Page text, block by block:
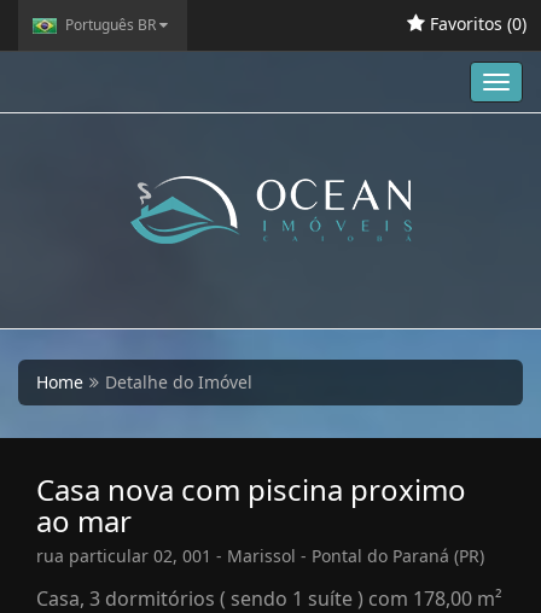
Português BR Favoritos (0)
Home Detalhe do Imóvel
Casa nova com piscina proximo
ao mar
rua particular 02, 001 - Marissol - Pontal do Paraná (PR)
Casa, 3 dormitórios ( sendo 1 suíte ) com 178,00 m²